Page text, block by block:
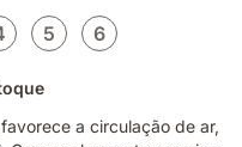
5 6
a circulação de ar,